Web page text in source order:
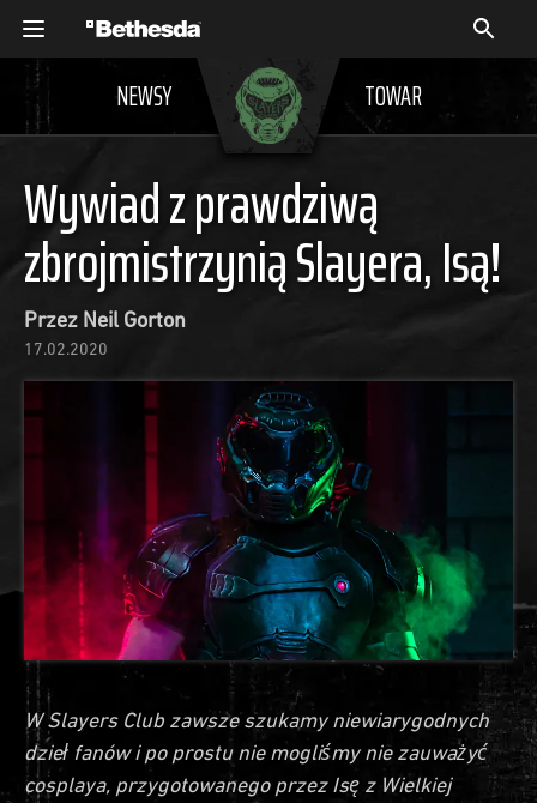
NEWSY TOWAR
Wywiad z prawdziwą
zbrojmistrzynią Slayera, Isą!
Przez Neil Gorton
17.02.2020
W Slayers Club zawsze szukamy niewiarygodnych
dzieł fanów i po prostu nie mogliśmy nie zauważyć
cosplaya, przygotowanego przez Isę z Wielkiej